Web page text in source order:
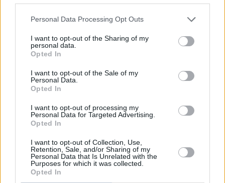
Personal Data Processing Opt Outs
I want to opt-out of the Sharing of my
personal data.
Opted In
I want to opt-out of the Sale of my
Personal Data.
Opted In
I want to opt-out of processing my
Personal Data for Targeted Advertising.
Opted In
I want to opt-out of Collection, Use,
Retention, Sale, and/or Sharing of my
Personal Data that Is Unrelated with the
Purposes for which it was collected.
Opted In